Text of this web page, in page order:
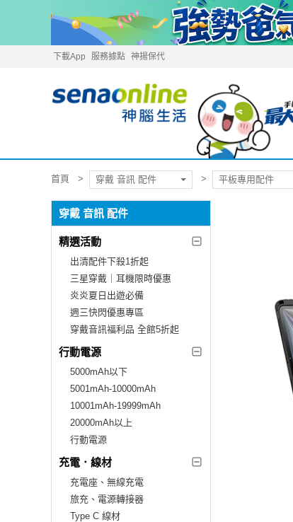
下載App 服務據點 神揚保代
首頁 穿戴 音訊 配件 平板專用配件
穿戴 音訊 配件
精選活動
出清配件下殺1折起
三星穿戴｜耳機限時優惠
炎炎夏日出遊必備
週三快閃優惠專區
穿戴音訊福利品 全館5折起
行動電源
5000mAh以下
5001mAh-10000mAh
10001mAh-19999mAh
20000mAh以上
行動電源
充電．線材
充電座、無線充電
旅充、電源轉接器
Type C 線材